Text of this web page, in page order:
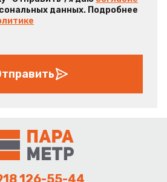
данных. Подробнее